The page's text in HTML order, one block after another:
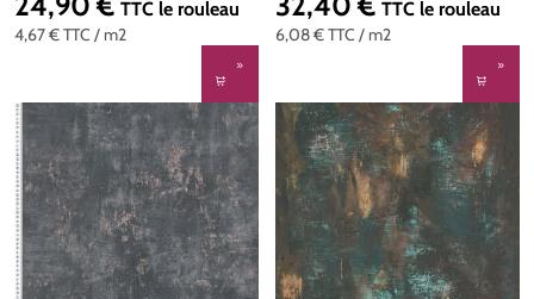
4,67 €TTC / m2
Prix régulier :TTC le rouleau
6,08 €TTC / m2
Prix régulier :TTC le rouleau